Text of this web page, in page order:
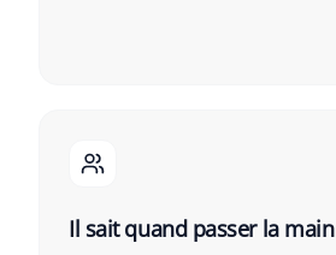
Il sait quand passer la main